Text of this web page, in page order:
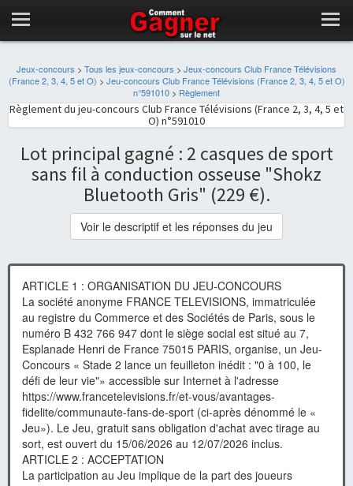
Jeux-concours > Tous les jeux-concours > Jeux-concours Club France Télévisions
(France 2, 3, 4, 5 et O) > Jeu-concours Club France Télévisions (France 2, 3, 4, 5 et O)
n°591010 > Règlement
Règlement du jeu-concours Club France Télévisions (France 2, 3, 4, 5 et
O) n°591010
Lot principal gagné : 2 casques de sport
sans fil à conduction osseuse "Shokz
Bluetooth Gris" (229 €).
Voir le descriptif et les réponses du jeu
ARTICLE 1 : ORGANISATION DU JEU-CONCOURS
La société anonyme FRANCE TELEVISIONS, immatriculée
au registre du Commerce et des Sociétés de Paris, sous le
numéro B 432 766 947 dont le siège social est situé au 7,
Esplanade Henri de France 75015 PARIS, organise, un Jeu-
Concours « Stade 2 lance un feuilleton inédit : "0 à 100, le
défi de leur vie"» accessible sur Internet à l'adresse
https://www.francetelevisions.fr/et-vous/avantages-
fidelite/communaute-fans-de-sport (ci-après dénommé le «
Jeu»). Le Jeu, gratuit sans obligation d'achat avec tirage au
sort, est ouvert du 15/06/2026 au 12/07/2026 inclus.
ARTICLE 2 : ACCEPTATION
La participation au Jeu implique de la part des joueurs